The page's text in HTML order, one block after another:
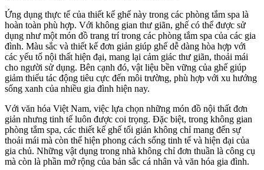
Ứng dụng thực tế của thiết kế ghế này trong các phòng tắm spa là
hoàn toàn phù hợp. Với không gian thư giãn, ghế có thể được sử
dụng như một món đồ trang trí trong các phòng tắm spa của các gia
đình. Màu sắc và thiết kế đơn giản giúp ghế dễ dàng hòa hợp với
các yếu tố nội thất hiện đại, mang lại cảm giác thư giãn, thoải mái
cho người sử dụng. Bên cạnh đó, vật liệu bền vững của ghế giúp
giảm thiểu tác động tiêu cực đến môi trường, phù hợp với xu hướng
sống xanh của nhiều gia đình hiện nay.
Với văn hóa Việt Nam, việc lựa chọn những món đồ nội thất đơn
giản nhưng tinh tế luôn được coi trọng. Đặc biệt, trong không gian
phòng tắm spa, các thiết kế ghế tối giản không chỉ mang đến sự
thoải mái mà còn thể hiện phong cách sống tinh tế và hiện đại của
gia chủ. Những vật dụng trong nhà không chỉ đơn thuần là công cụ
mà còn là phần mở rộng của bản sắc cá nhân và văn hóa gia đình.